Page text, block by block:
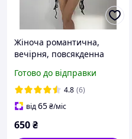
Жіноча романтична,
вечірня, повсякденна
рукавах та на зав'язках з
боків
Готово до відправки
4.8 (6)
від65₴/міс
650₴